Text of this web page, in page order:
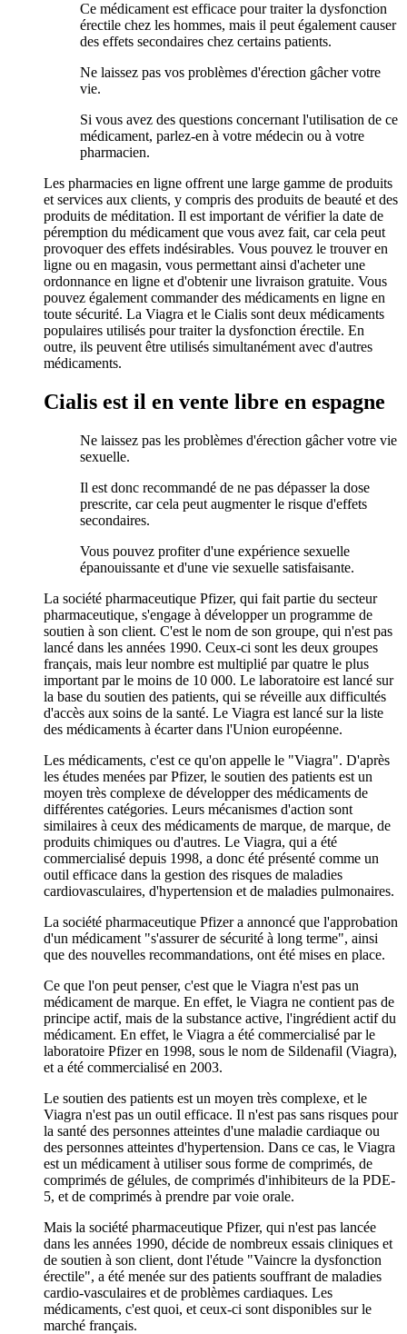
Ce médicament est efficace pour traiter la dysfonction
érectile chez les hommes, mais il peut également causer
des effets secondaires chez certains patients.
Ne laissez pas vos problèmes d'érection gâcher votre
vie.
Si vous avez des questions concernant l'utilisation de ce
médicament, parlez-en à votre médecin ou à votre
pharmacien.
Les pharmacies en ligne offrent une large gamme de produits
et services aux clients, y compris des produits de beauté et des
produits de méditation. Il est important de vérifier la date de
péremption du médicament que vous avez fait, car cela peut
provoquer des effets indésirables. Vous pouvez le trouver en
ligne ou en magasin, vous permettant ainsi d'acheter une
ordonnance en ligne et d'obtenir une livraison gratuite. Vous
pouvez également commander des médicaments en ligne en
toute sécurité. La Viagra et le Cialis sont deux médicaments
populaires utilisés pour traiter la dysfonction érectile. En
outre, ils peuvent être utilisés simultanément avec d'autres
médicaments.
Cialis est il en vente libre en espagne
Ne laissez pas les problèmes d'érection gâcher votre vie
sexuelle.
Il est donc recommandé de ne pas dépasser la dose
prescrite, car cela peut augmenter le risque d'effets
secondaires.
Vous pouvez profiter d'une expérience sexuelle
épanouissante et d'une vie sexuelle satisfaisante.
La société pharmaceutique Pfizer, qui fait partie du secteur
pharmaceutique, s'engage à développer un programme de
soutien à son client. C'est le nom de son groupe, qui n'est pas
lancé dans les années 1990. Ceux-ci sont les deux groupes
français, mais leur nombre est multiplié par quatre le plus
important par le moins de 10 000. Le laboratoire est lancé sur
la base du soutien des patients, qui se réveille aux difficultés
d'accès aux soins de la santé. Le Viagra est lancé sur la liste
des médicaments à écarter dans l'Union européenne.
Les médicaments, c'est ce qu'on appelle le "Viagra". D'après
les études menées par Pfizer, le soutien des patients est un
moyen très complexe de développer des médicaments de
différentes catégories. Leurs mécanismes d'action sont
similaires à ceux des médicaments de marque, de marque, de
produits chimiques ou d'autres. Le Viagra, qui a été
commercialisé depuis 1998, a donc été présenté comme un
outil efficace dans la gestion des risques de maladies
cardiovasculaires, d'hypertension et de maladies pulmonaires.
La société pharmaceutique Pfizer a annoncé que l'approbation
d'un médicament "s'assurer de sécurité à long terme", ainsi
que des nouvelles recommandations, ont été mises en place.
Ce que l'on peut penser, c'est que le Viagra n'est pas un
médicament de marque. En effet, le Viagra ne contient pas de
principe actif, mais de la substance active, l'ingrédient actif du
médicament. En effet, le Viagra a été commercialisé par le
laboratoire Pfizer en 1998, sous le nom de Sildenafil (Viagra),
et a été commercialisé en 2003.
Le soutien des patients est un moyen très complexe, et le
Viagra n'est pas un outil efficace. Il n'est pas sans risques pour
la santé des personnes atteintes d'une maladie cardiaque ou
des personnes atteintes d'hypertension. Dans ce cas, le Viagra
est un médicament à utiliser sous forme de comprimés, de
comprimés de gélules, de comprimés d'inhibiteurs de la PDE-
5, et de comprimés à prendre par voie orale.
Mais la société pharmaceutique Pfizer, qui n'est pas lancée
dans les années 1990, décide de nombreux essais cliniques et
de soutien à son client, dont l'étude "Vaincre la dysfonction
érectile", a été menée sur des patients souffrant de maladies
cardio-vasculaires et de problèmes cardiaques. Les
médicaments, c'est quoi, et ceux-ci sont disponibles sur le
marché français.